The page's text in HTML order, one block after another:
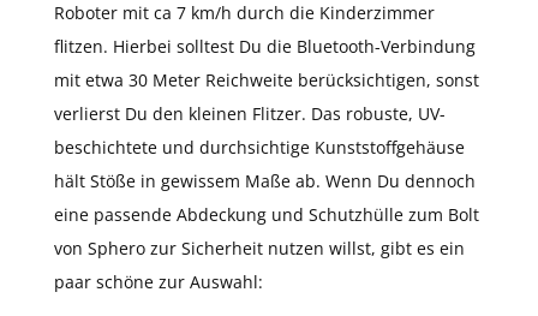
Roboter mit ca 7 km/h durch die Kinderzimmer
flitzen. Hierbei solltest Du die Bluetooth-Verbindung
mit etwa 30 Meter Reichweite berücksichtigen, sonst
verlierst Du den kleinen Flitzer. Das robuste, UV-
beschichtete und durchsichtige Kunststoffgehäuse
hält Stöße in gewissem Maße ab. Wenn Du dennoch
eine passende Abdeckung und Schutzhülle zum Bolt
von Sphero zur Sicherheit nutzen willst, gibt es ein
paar schöne zur Auswahl: